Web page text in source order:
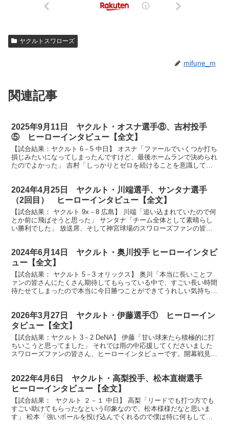
ヤクルトスワローズ
mifune_m
関連記事
2025年9月11日 ヤクルト・オスナ選手⑧、吉村投手
⑤ ヒーローインタビュー【全文】
【試合結果：ヤクルト 6－5 中日】 オスナ「ファールでいくつか打ち
損じみたいになってしまったんですけど、最後ホームランで決められ
たのでよかった」 吉村「しっかりとゼロを続けることを意識して投
2024年4月25日 ヤクルト・川端選手、サンタナ選手
（2回目） ヒーローインタビュー【全文】
【試合結果： ヤクルト 9x－8 広島】 川端「追い込まれていたので何
とか前に飛ばそうと思った」 サンタナ「チーム全体として素晴らし
い勝利でした」 放送席、そして神宮球場のスワローズファンの皆さ
2024年6月14日 ヤクルト・奥川投手 ヒーローインタビ
ュー【全文】
【試合結果： ヤクルト 5－3 オリックス】 奥川「本当に長いことフ
ァンの皆さんにたくさん期待してもらっている中で、すごい長い時間
待たせてしまったので本当に今日勝つことができてうれしい気持ちで
2026年3月27日 ヤクルト・伊藤選手① ヒーローイン
タビュー【全文】
【試合結果：ヤクルト 3－2 DeNA】 伊藤「甘い球来たら積極的に打
ちいこうと思ってました」 それでは雨の中応援してくださいました
スワローズファンの皆さん、ヒーローインタビューです。開幕戦見事
2022年4月6日 ヤクルト・高梨投手、松本直樹選手
ヒーローインタビュー【全文】
【試合結果： ヤクルト ２－１ 中日】 高梨「リードでも打つ方でも
すごい助けてもらったなという印象なので、松本様様だなと思いま
す」 松本「強いボールを投げ込んでくれるので僕は特に何もしてま